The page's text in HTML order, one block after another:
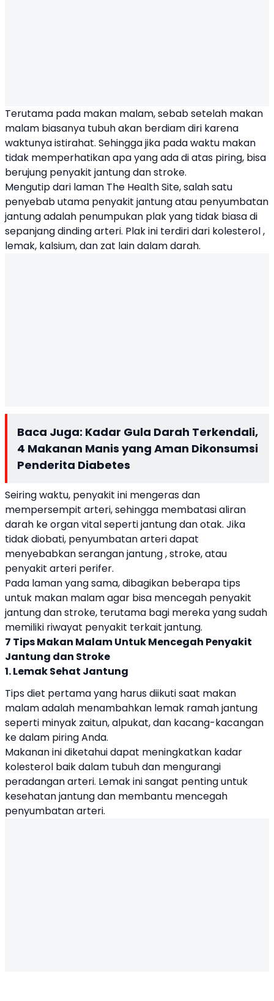
Terutama pada makan malam, sebab setelah makan
malam biasanya tubuh akan berdiam diri karena
waktunya istirahat. Sehingga jika pada waktu makan
tidak memperhatikan apa yang ada di atas piring, bisa
berujung penyakit jantung dan stroke.
Mengutip dari laman The Health Site, salah satu
penyebab utama penyakit jantung atau penyumbatan
jantung adalah penumpukan plak yang tidak biasa di
sepanjang dinding arteri. Plak ini terdiri dari kolesterol ,
lemak, kalsium, dan zat lain dalam darah.
Baca Juga: Kadar Gula Darah Terkendali,
4 Makanan Manis yang Aman Dikonsumsi
Penderita Diabetes
Seiring waktu, penyakit ini mengeras dan
mempersempit arteri, sehingga membatasi aliran
darah ke organ vital seperti jantung dan otak. Jika
tidak diobati, penyumbatan arteri dapat
menyebabkan serangan jantung , stroke, atau
penyakit arteri perifer.
Pada laman yang sama, dibagikan beberapa tips
untuk makan malam agar bisa mencegah penyakit
jantung dan stroke, terutama bagi mereka yang sudah
memiliki riwayat penyakit terkait jantung.
7 Tips Makan Malam Untuk Mencegah Penyakit
Jantung dan Stroke
1. Lemak Sehat Jantung
Tips diet pertama yang harus diikuti saat makan
malam adalah menambahkan lemak ramah jantung
seperti minyak zaitun, alpukat, dan kacang-kacangan
ke dalam piring Anda.
Makanan ini diketahui dapat meningkatkan kadar
kolesterol baik dalam tubuh dan mengurangi
peradangan arteri. Lemak ini sangat penting untuk
kesehatan jantung dan membantu mencegah
penyumbatan arteri.